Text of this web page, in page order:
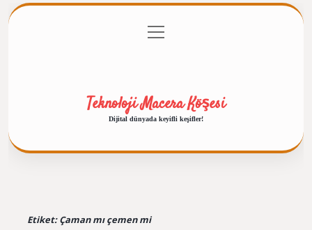
Gizlilik Politikası
menüyü
aç
Teknoloji Macera Köşesi
Dijital dünyada keyifli keşifler!
Etiket:Çaman mı çemen mi